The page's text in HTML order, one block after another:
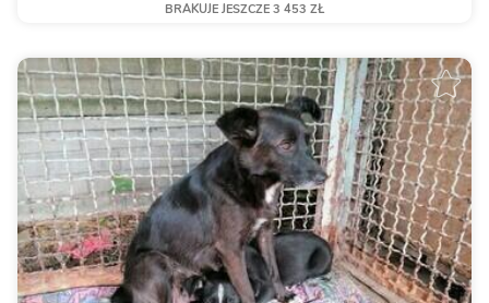
BRAKUJE JESZCZE 3 453 ZŁ